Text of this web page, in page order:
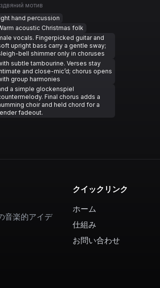
мотив
hand percussion
acoustic Christmas folk
vocals. Fingerpicked guitar and
upright bass carry a gentle sway;
bell shimmer only in choruses
subtle tambourine. Verses stay
and close-mic’d; chorus opens
group harmonies
a simple glockenspiel
Final chorus adds a
choir and held chord for a
fadeout.
音楽的アイデ
クイックリンク
ホーム
仕組み
お問い合わせ